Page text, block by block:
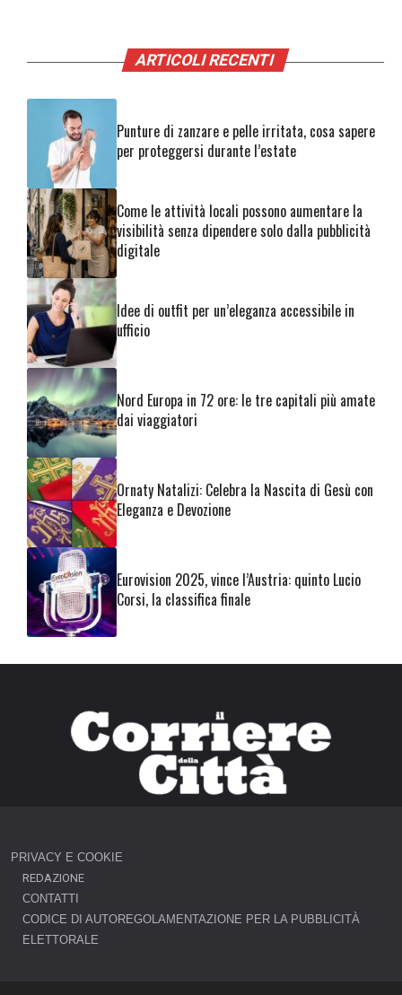
ARTICOLI RECENTI
Punture di zanzare e pelle irritata, cosa sapere
per proteggersi durante l’estate
Come le attività locali possono aumentare la
visibilità senza dipendere solo dalla pubblicità
digitale
Idee di outfit per un’eleganza accessibile in
ufficio
Nord Europa in 72 ore: le tre capitali più amate
dai viaggiatori
Ornaty Natalizi: Celebra la Nascita di Gesù con
Eleganza e Devozione
Eurovision 2025, vince l’Austria: quinto Lucio
Corsi, la classifica finale
PRIVACY E COOKIE
REDAZIONE
CONTATTI
CODICE DI AUTOREGOLAMENTAZIONE PER LA PUBBLICITÀ
ELETTORALE